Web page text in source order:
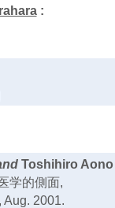
:
Toshihiro Aono
学的側面,
Aug. 2001.